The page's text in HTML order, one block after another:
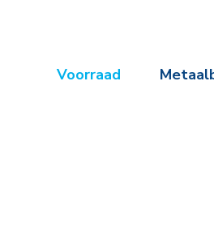
Voorraad